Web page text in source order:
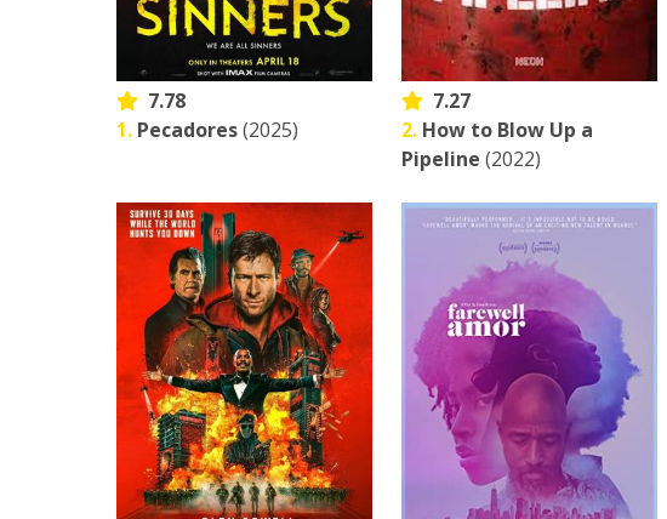
7.78
1. Pecadores(2025)
7.27
2. How to Blow Up a
Pipeline (2022)